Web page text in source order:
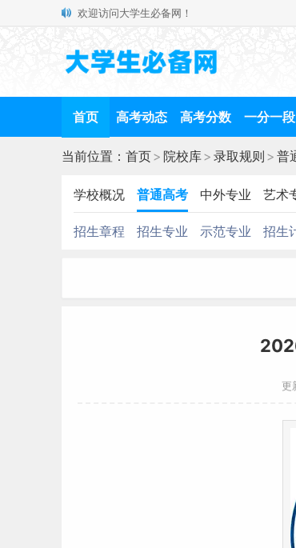
欢迎访问大学生必备网！
首页 高考动态 高考分数 一分一段
当前位置： 首页> 院校库> 录取规则 > 普
学校概况 普通高考 中外专业 艺术
招生章程 招生专业 示范专业 招生
更